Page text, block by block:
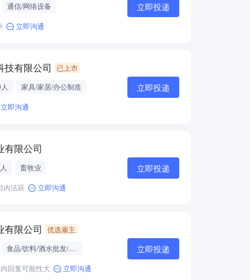
通信/网络设备
立即沟通
立即投递
技有限公司
已上市
家具/家居/办公制造
立即沟通
立即投递
有限公司
畜牧业
内活跃 立即沟通
立即投递
有限公司 优选雇主
食品/饮料/酒水批发/零售/贸易
回复可能性大 立即沟通
立即投递